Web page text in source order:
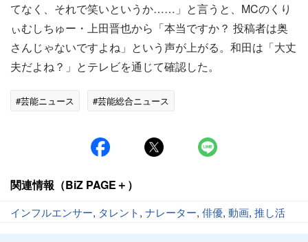
てなく、それで笑いというか……」と言うと、MCのくり
ぃむしちゅー・上田晋也から「本当ですか？ 投稿者は奥
さんじゃないですよね」という声が上がる。和田は「大丈
夫だよね？」とテレビを通じて確認した。
#芸能ニュース #芸能総合ニュース
関連情報（BiZ PAGE＋）
インフルエンサー, タレント, ナレーター, 俳優, 動画, 推し活